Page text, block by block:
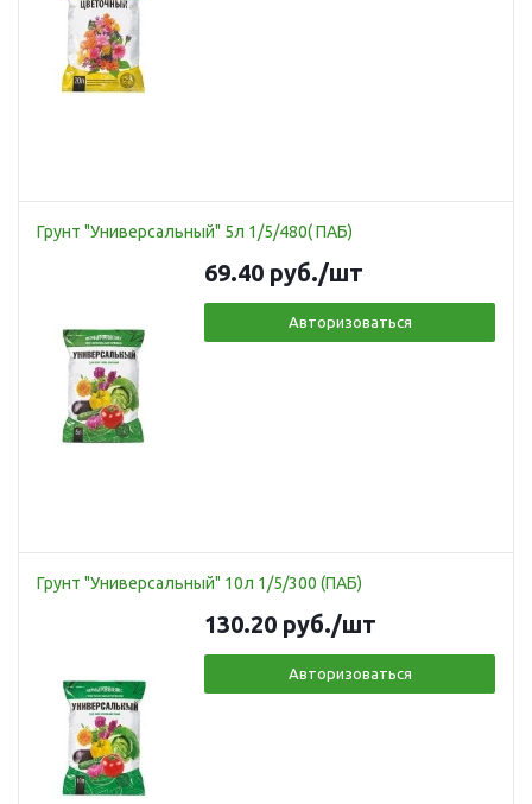
Грунт "Универсальный" 5л 1/5/480( ПАБ)
69.40 руб./шт
Авторизоваться
Грунт "Универсальный" 10л 1/5/300 (ПАБ)
130.20 руб./шт
Авторизоваться